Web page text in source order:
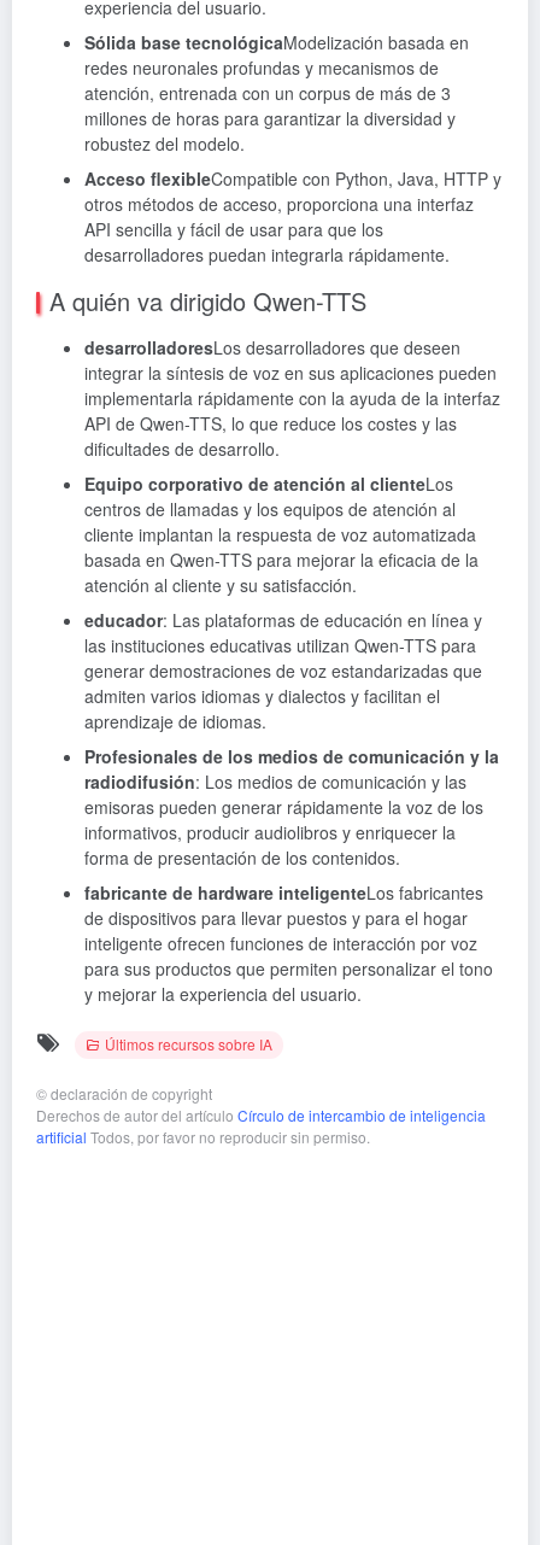
experiencia del usuario.
Sólida base tecnológicaModelización basada en
redes neuronales profundas y mecanismos de
atención, entrenada con un corpus de más de 3
millones de horas para garantizar la diversidad y
robustez del modelo.
Acceso flexibleCompatible con Python, Java, HTTP y
otros métodos de acceso, proporciona una interfaz
API sencilla y fácil de usar para que los
desarrolladores puedan integrarla rápidamente.
A quién va dirigido Qwen-TTS
desarrolladoresLos desarrolladores que deseen
integrar la síntesis de voz en sus aplicaciones pueden
implementarla rápidamente con la ayuda de la interfaz
API de Qwen-TTS, lo que reduce los costes y las
dificultades de desarrollo.
Equipo corporativo de atención al clienteLos
centros de llamadas y los equipos de atención al
cliente implantan la respuesta de voz automatizada
basada en Qwen-TTS para mejorar la eficacia de la
atención al cliente y su satisfacción.
educador: Las plataformas de educación en línea y
las instituciones educativas utilizan Qwen-TTS para
generar demostraciones de voz estandarizadas que
admiten varios idiomas y dialectos y facilitan el
aprendizaje de idiomas.
Profesionales de los medios de comunicación y la
radiodifusión: Los medios de comunicación y las
emisoras pueden generar rápidamente la voz de los
informativos, producir audiolibros y enriquecer la
forma de presentación de los contenidos.
fabricante de hardware inteligenteLos fabricantes
de dispositivos para llevar puestos y para el hogar
inteligente ofrecen funciones de interacción por voz
para sus productos que permiten personalizar el tono
y mejorar la experiencia del usuario.
Últimos recursos sobre IA
©declaración de copyright
Derechos de autor del artículo Círculo de intercambio de inteligencia
artificial Todos, por favor no reproducir sin permiso.